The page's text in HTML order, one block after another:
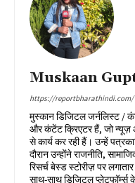
Muskaan
https://reportbharathindi.com/
मुस्कान डिजिटल जर्नलिस्ट /
और कंटेंट क्रिएटर हैं, जो न्यूज़
से कार्य कर रही हैं। उन्हें
दौरान उन्होंने राजनीति,
रिसर्च बेस्ड स्टोरीज़ पर
साथ-साथ डिजिटल प्लेटफॉर्म्स